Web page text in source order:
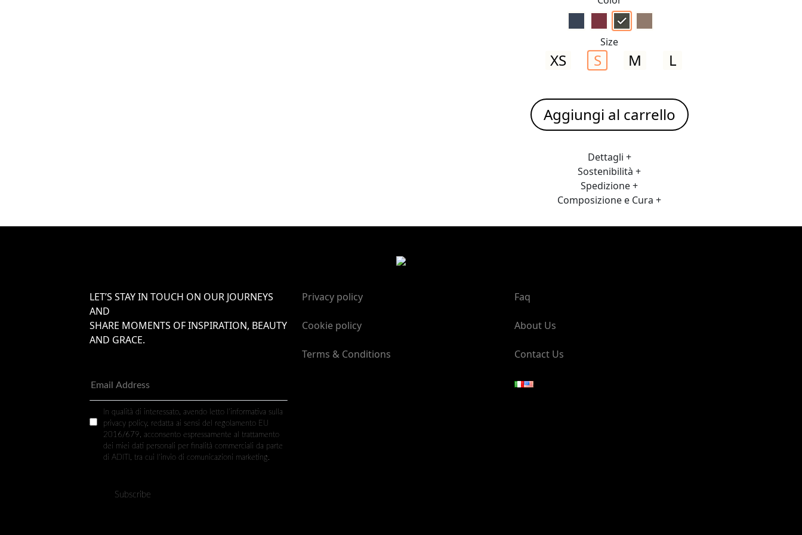
Size
XS S M L
Aggiungi al carrello
Dettagli +
Sostenibilità +
Spedizione +
Composizione e Cura +
LET’S STAY IN TOUCH ON OUR JOURNEYS
AND
SHARE MOMENTS OF INSPIRATION, BEAUTY
AND GRACE.
In qualità di interessato, avendo letto l’informativa sulla
privacy policy, redatta ai sensi del regolamento EU
2016/679, acconsento espressamente al trattamento
dei miei dati personali per finalità commerciali da parte
di ADITI, tra cui l’invio di comunicazioni marketing.
Privacy policy
Cookie policy
Terms & Conditions
Faq
About Us
Contact Us